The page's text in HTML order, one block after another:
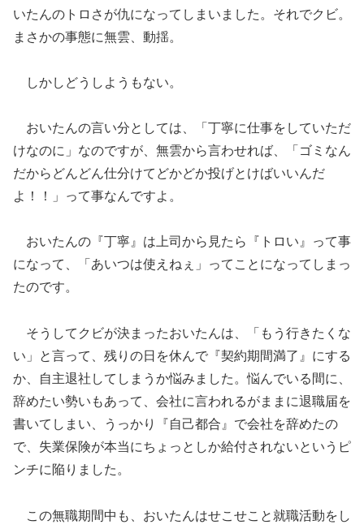
いたんのトロさが仇になってしまいました。それでクビ。
まさかの事態に無雲、動揺。
しかしどうしようもない。
おいたんの言い分としては、「丁寧に仕事をしていただ
けなのに」なのですが、無雲から言わせれば、「ゴミなん
だからどんどん仕分けてどかどか投げとけばいいんだ
よ！！」って事なんですよ。
おいたんの『丁寧』は上司から見たら『トロい』って事
になって、「あいつは使えねぇ」ってことになってしまっ
たのです。
そうしてクビが決まったおいたんは、「もう行きたくな
い」と言って、残りの日を休んで『契約期間満了』にする
か、自主退社してしまうか悩みました。悩んでいる間に、
辞めたい勢いもあって、会社に言われるがままに退職届を
書いてしまい、うっかり『自己都合』で会社を辞めたの
で、失業保険が本当にちょっとしか給付されないというピ
ンチに陥りました。
この無職期間中も、おいたんはせこせこと就職活動をし